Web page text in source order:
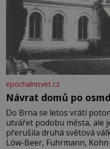
epochalnisvet.cz
Návrat domů po
Do Brna se letos vrátí
utvářet podobu města, ale
přerušila druhá světová
Löw-Beer, Fuhrmann,